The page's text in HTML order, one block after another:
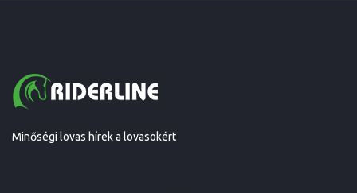
Minőségi lovas hírek a lovasokért